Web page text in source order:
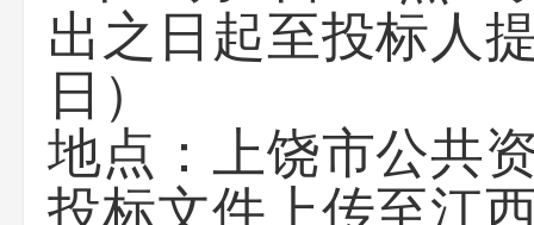
出之日起至投标人
日）
地点：上饶市公共
投标文件上传至江